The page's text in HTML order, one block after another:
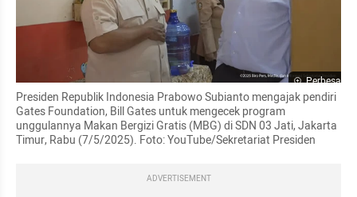
Perbesar
Presiden Republik Indonesia Prabowo Subianto mengajak pendiri
Gates Foundation, Bill Gates untuk mengecek program
unggulannya Makan Bergizi Gratis (MBG) di SDN 03 Jati, Jakarta
Timur, Rabu (7/5/2025). Foto: YouTube/Sekretariat Presiden
ADVERTISEMENT